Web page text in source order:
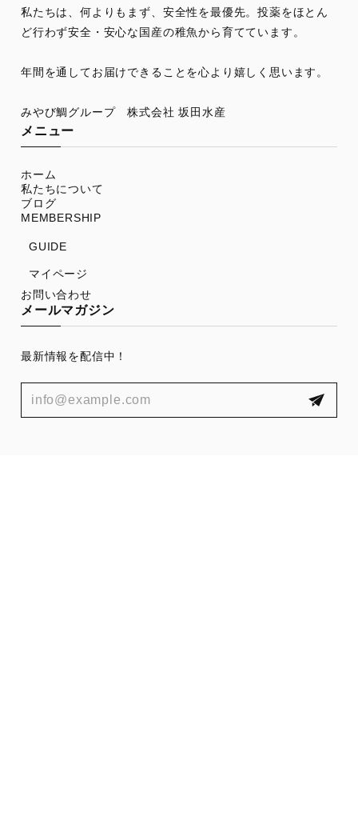
私たちは、何よりもまず、安全性を最優先。投薬をほとん
ど行わず安全・安心な国産の稚魚から育てています。
年間を通してお届けできることを心より嬉しく思います。
メニュー
ホーム
私たちについて
ブログ
MEMBERSHIP
GUIDE
マイページ
お問い合わせ
メールマガジン
最新情報を配信中！